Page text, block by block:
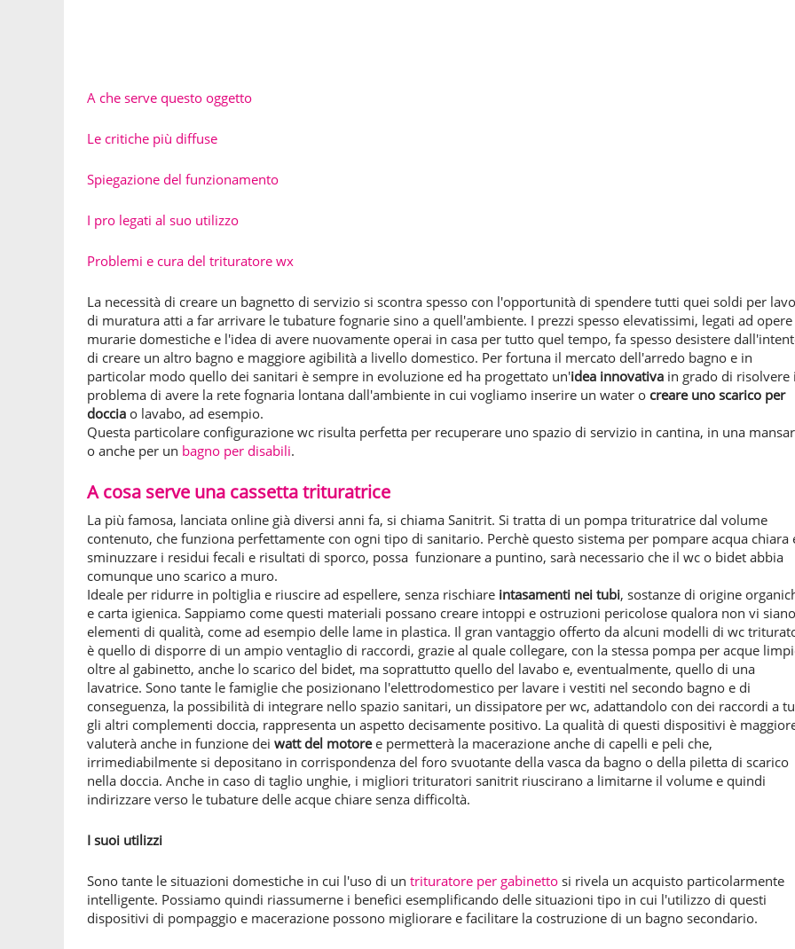
A che serve questo oggetto
Le critiche più diffuse
Spiegazione del funzionamento
I pro legati al suo utilizzo
Problemi e cura del trituratore wx
La necessità di creare un bagnetto di servizio si scontra spesso con l'opportunità di spendere tutti quei soldi per
di muratura atti a far arrivare le tubature fognarie sino a quell'ambiente. I prezzi spesso elevatissimi, legati ad opere
murarie domestiche e l'idea di avere nuovamente operai in casa per tutto quel tempo, fa spesso desistere
di creare un altro bagno e maggiore agibilità a livello domestico. Per fortuna il mercato dell'arredo bagno e in
particolar modo quello dei sanitari è sempre in evoluzione ed ha progettato un'idea innovativa in grado di risolvere
problema di avere la rete fognaria lontana dall'ambiente in cui vogliamo inserire un water o creare uno scarico per
doccia o lavabo, ad esempio.
Questa particolare configurazione wc risulta perfetta per recuperare uno spazio di servizio in cantina, in una
o anche per un bagno per disabili.
A cosa serve una cassetta trituratrice
La più famosa, lanciata online già diversi anni fa, si chiama Sanitrit. Si tratta di un pompa trituratrice dal volume
contenuto, che funziona perfettamente con ogni tipo di sanitario. Perchè questo sistema per pompare acqua chiara
sminuzzare i residui fecali e risultati di sporco, possa funzionare a puntino, sarà necessario che il wc o bidet abbia
comunque uno scarico a muro.
Ideale per ridurre in poltiglia e riuscire ad espellere, senza rischiare intasamenti nei tubi, sostanze di origine
e carta igienica. Sappiamo come questi materiali possano creare intoppi e ostruzioni pericolose qualora non vi siano
elementi di qualità, come ad esempio delle lame in plastica. Il gran vantaggio offerto da alcuni modelli di wc
è quello di disporre di un ampio ventaglio di raccordi, grazie al quale collegare, con la stessa pompa per acque
oltre al gabinetto, anche lo scarico del bidet, ma soprattutto quello del lavabo e, eventualmente, quello di una
lavatrice. Sono tante le famiglie che posizionano l'elettrodomestico per lavare i vestiti nel secondo bagno e di
conseguenza, la possibilità di integrare nello spazio sanitari, un dissipatore per wc, adattandolo con dei raccordi a
gli altri complementi doccia, rappresenta un aspetto decisamente positivo. La qualità di questi dispositivi è
valuterà anche in funzione dei watt del motoree permetterà la macerazione anche di capelli e peli che,
irrimediabilmente si depositano in corrispondenza del foro svuotante della vasca da bagno o della piletta di scarico
nella doccia. Anche in caso di taglio unghie, i migliori trituratori sanitrit riuscirano a limitarne il volume e quindi
indirizzare verso le tubature delle acque chiare senza difficoltà.
I suoi utilizzi
Sono tante le situazioni domestiche in cui l'uso di un trituratore per gabinetto si rivela un acquisto particolarmente
intelligente. Possiamo quindi riassumerne i benefici esemplificando delle situazioni tipo in cui l'utilizzo di questi
dispositivi di pompaggio e macerazione possono migliorare e facilitare la costruzione di un bagno secondario.